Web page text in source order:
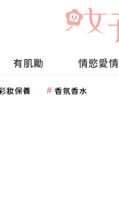
有肌勵 情慾愛情
妝保養 香氛香水